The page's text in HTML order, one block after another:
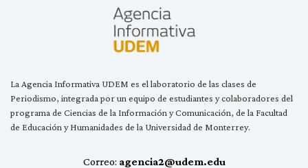
La Agencia Informativa UDEM es el laboratorio de las clases de
Periodismo, integrada por un equipo de estudiantes y colaboradores del
programa de Ciencias de la Información y Comunicación, de la Facultad
de Educación y Humanidades de la Universidad de Monterrey.
Correo: agencia2@udem.edu